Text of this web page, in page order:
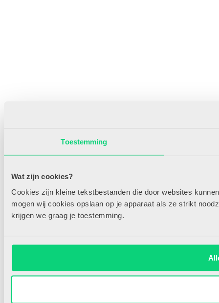
Toestemming
Wat zijn cookies?
Cookies zijn kleine tekstbestanden die door websites
mogen wij cookies opslaan op je apparaat als ze strikt
krijgen we graag je toestemming.